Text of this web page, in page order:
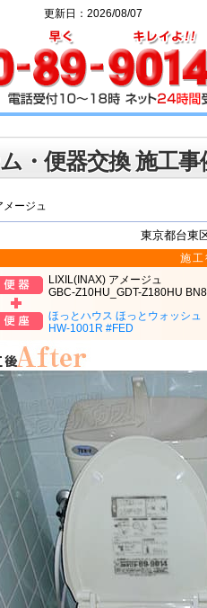
・便器交換 施工事
ージュ
東京都台東
施工
LIXIL(INAX) アメージュ
GBC-Z10HU_GDT-Z180HU BN8
ほっとハウス ほっとウォッシュ
HW-1001R #FED
更新日：2026/08/07